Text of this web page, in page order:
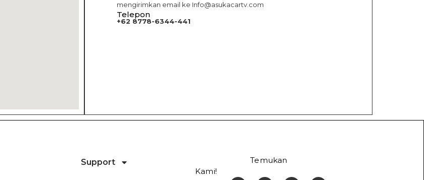
mengirimkan email ke Info@asukacartv.com
Telepon
+62 8778-6344-441
Support
Temukan
Kami!